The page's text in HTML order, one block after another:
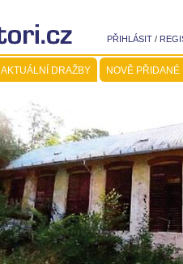
PŘIHLÁSIT /
AKTUÁLNÍ DRAŽBY NOVĚ PŘIDANÉ